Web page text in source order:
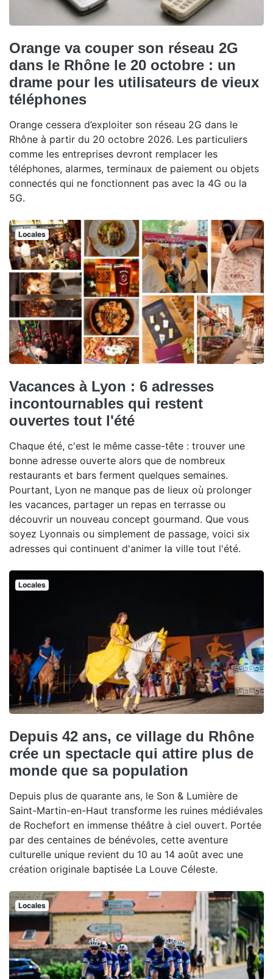
Orange va couper son réseau 2G
dans le Rhône le 20 octobre : un
drame pour les utilisateurs de vieux
téléphones
Orange cessera d’exploiter son réseau 2G dans le
Rhône à partir du 20 octobre 2026. Les particuliers
comme les entreprises devront remplacer les
téléphones, alarmes, terminaux de paiement ou objets
connectés qui ne fonctionnent pas avec la 4G ou la
5G.
Locales
Vacances à Lyon : 6 adresses
incontournables qui restent
ouvertes tout l'été
Chaque été, c'est le même casse-tête : trouver une
bonne adresse ouverte alors que de nombreux
restaurants et bars ferment quelques semaines.
Pourtant, Lyon ne manque pas de lieux où prolonger
les vacances, partager un repas en terrasse ou
découvrir un nouveau concept gourmand. Que vous
soyez Lyonnais ou simplement de passage, voici six
adresses qui continuent d'animer la ville tout l'été.
Locales
Depuis 42 ans, ce village du Rhône
crée un spectacle qui attire plus de
monde que sa population
Depuis plus de quarante ans, le Son & Lumière de
Saint-Martin-en-Haut transforme les ruines médiévales
de Rochefort en immense théâtre à ciel ouvert. Portée
par des centaines de bénévoles, cette aventure
culturelle unique revient du 10 au 14 août avec une
création originale baptisée La Louve Céleste.
Locales